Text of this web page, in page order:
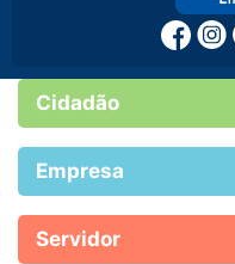
Cidadão
Empresa
Servidor